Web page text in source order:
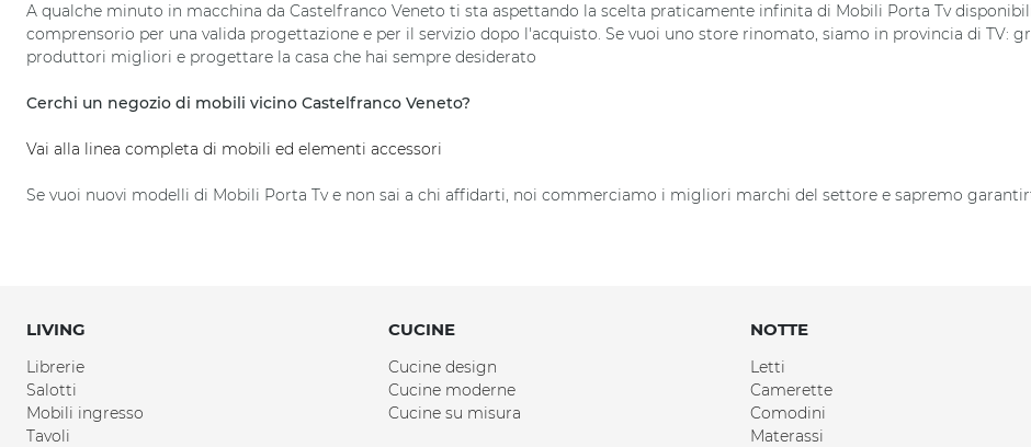
A qualche minuto in macchina da Castelfranco Veneto ti sta aspettando la scelta praticamente infinita di Mobili Porta Tv
comprensorio per una valida progettazione e per il servizio dopo l'acquisto. Se vuoi uno store rinomato, siamo in provincia di TV:
produttori migliori e progettare la casa che hai sempre desiderato
Cerchi un negozio di mobili vicino Castelfranco Veneto?
Vai alla linea completa di mobili ed elementi accessori
Se vuoi nuovi modelli di Mobili Porta Tv e non sai a chi affidarti, noi commerciamo i migliori marchi del settore e sapremo
LIVING
Librerie
Salotti
Mobili ingresso
Tavoli
CUCINE
Cucine design
Cucine moderne
Cucine su misura
NOTTE
Letti
Camerette
Comodini
Materassi